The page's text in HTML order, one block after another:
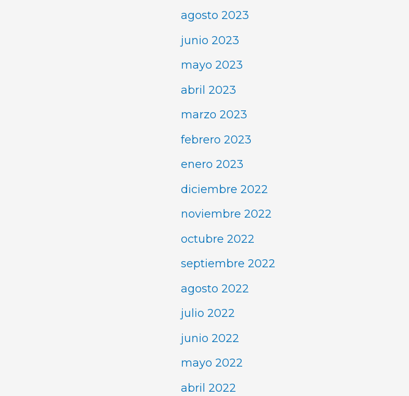
agosto 2023
junio 2023
mayo 2023
abril 2023
marzo 2023
febrero 2023
enero 2023
diciembre 2022
noviembre 2022
octubre 2022
septiembre 2022
agosto 2022
julio 2022
junio 2022
mayo 2022
abril 2022